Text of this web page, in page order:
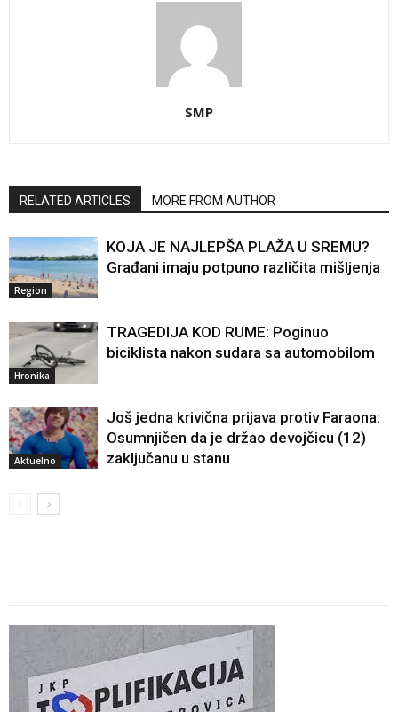
SMP
RELATED ARTICLES MORE FROM AUTHOR
Region
KOJA JE NAJLEPŠA PLAŽA U SREMU?
Građani imaju potpuno različita mišljenja
Hronika
TRAGEDIJA KOD RUME: Poginuo
biciklista nakon sudara sa automobilom
Aktuelno
Još jedna krivična prijava protiv Faraona:
Osumnjičen da je držao devojčicu (12)
zaključanu u stanu